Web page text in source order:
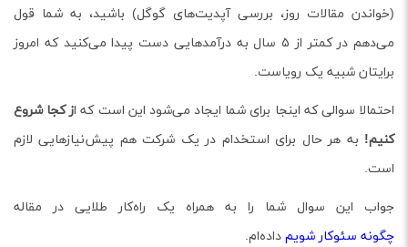
(خواندن مقالات روز، بررسی آپدیت‌های گوگل) باشید، به شما قول
می‌دهم در کمتر از ۵ سال به درآمدهایی دست پیدا می‌کنید که امروز
برایتان شبیه یک رویاست.
احتمالا سوالی که اینجا برای شما ایجاد می‌شود این است که از کجا شروع
کنیم! به هر حال برای استخدام در یک شرکت هم پیش‌نیازهایی لازم
است.
جواب این سوال شما را به همراه یک راه‌کار طلایی در مقاله
چگونه سئوکار شویم داده‌ام.